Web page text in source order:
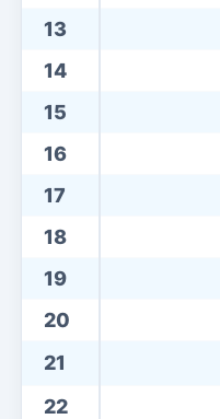
13
14
15
16
17
18
19
20
21
22